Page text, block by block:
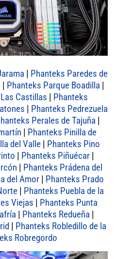
| Phanteks Paredes de
| Phanteks Parque Boadilla |
Castillas | Phanteks
| Phanteks Pedrezuela
Perales de Tajuña |
| Phanteks Pinilla de
del Valle| Phanteks Pino
| Phanteks Piñuécar|
| Phanteks Prádena del
del Amor | Phanteks Prado
| Phanteks Puebla de la
Viejas | Phanteks Punta
| Phanteks Redueña |
| Phanteks Robledillo de la
Robregordo